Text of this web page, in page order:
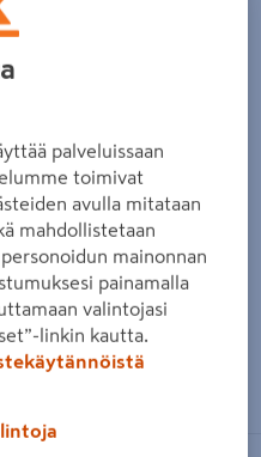
kosketusnäytöllä
palveluissaan
toimivat
avulla mitataan
mahdollistetaan
mainonnan
painamalla
valintojasi
linkin kautta.